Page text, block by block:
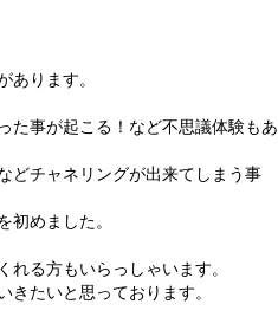
あります。
た事が起こる！など不思議体験もあ
どチャネリングが出来てしまう事
初めました。
る方もいらっしゃいます。
たいと思っております。